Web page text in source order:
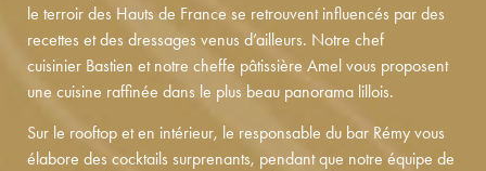
le terroir des Hauts de France se retrouvent influencés par des
recettes et des dressages venus d’ailleurs. Notre chef
cuisinier Bastien et notre cheffe pâtissière Amel vous proposent
une cuisine raffinée dans le plus beau panorama lillois.
Sur le rooftop et en intérieur, le responsable du bar Rémy vous
élabore des cocktails surprenants, pendant que notre équipe de